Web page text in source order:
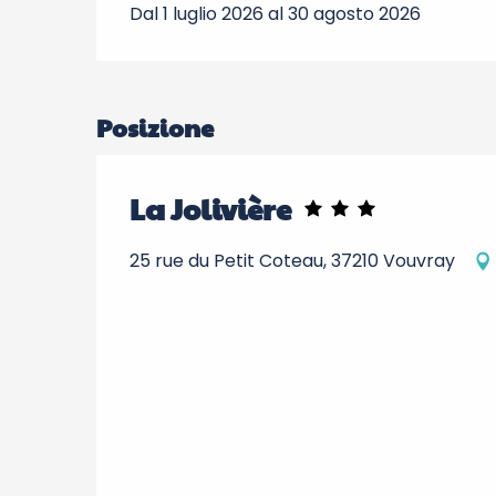
Dal 1 luglio 2026 al 30 agosto 2026
Posizione
La Jolivière
25 rue du Petit Coteau, 37210 Vouvray